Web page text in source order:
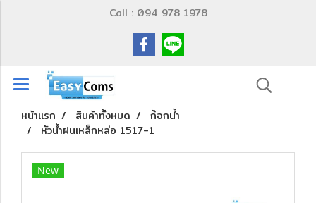
Call : 094 978 1978
หน้าแรก สินค้าทั้งหมด
ก๊อกน้ำ
หัวน้ำฝนเหล็กหล่อ 1517-1
New